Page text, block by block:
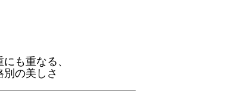
にも重なる、
別の美しさ